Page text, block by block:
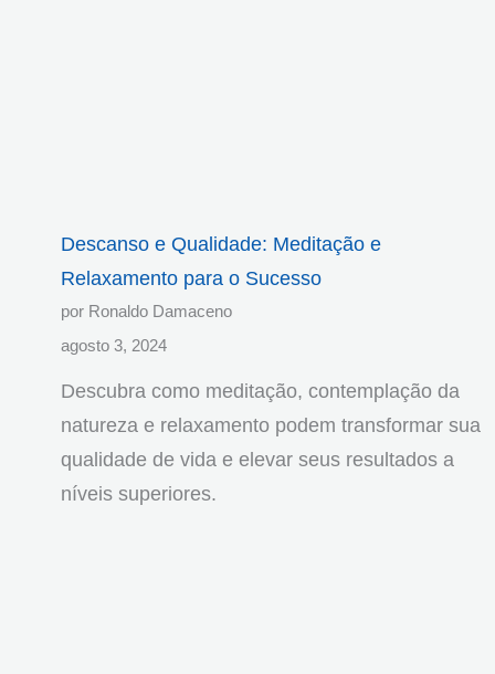
Descanso e Qualidade: Meditação e
Relaxamento para o Sucesso
por Ronaldo Damaceno
agosto 3, 2024
Descubra como meditação, contemplação da
natureza e relaxamento podem transformar sua
qualidade de vida e elevar seus resultados a
níveis superiores.